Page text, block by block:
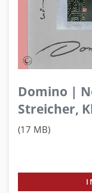
Domino |
Streicher,
(17 MB)